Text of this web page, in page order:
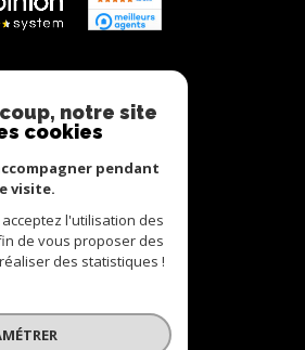
powered by Google
notre site
cookies
pendant
visite.
l'utilisation des
de vous proposer des
des statistiques !